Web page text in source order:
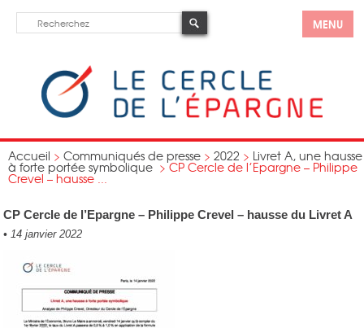
MENU
Accueil > Communiqués de presse > 2022 > Livret A, une hausse
à forte portée symbolique >CP Cercle de l’Epargne – Philippe
Crevel – hausse ...
CP Cercle de l’Epargne – Philippe Crevel – hausse du Livret A
• 14 janvier 2022